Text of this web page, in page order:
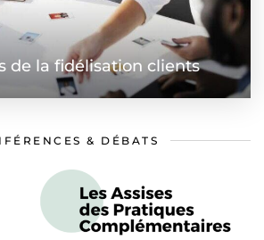
de la fidélisation clients
& DÉBATS